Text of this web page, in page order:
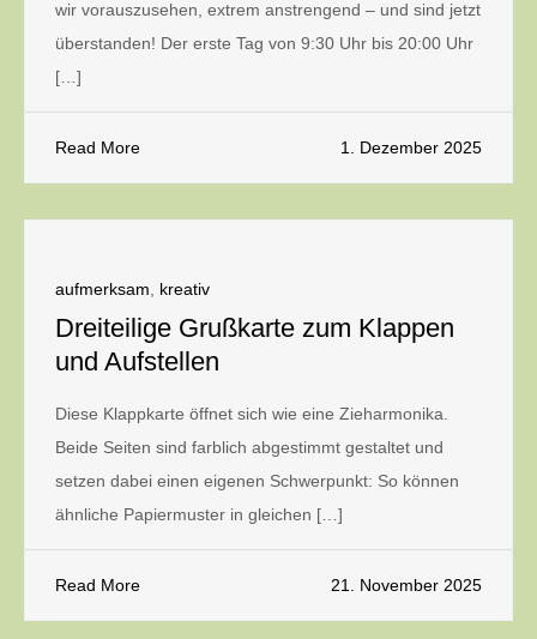
wir vorauszusehen, extrem anstrengend – und sind jetzt
überstanden! Der erste Tag von 9:30 Uhr bis 20:00 Uhr
[…]
Read More 1. Dezember 2025
aufmerksam kreativ
Dreiteilige Grußkarte zum Klappen
und Aufstellen
Diese Klappkarte öffnet sich wie eine Zieharmonika.
Beide Seiten sind farblich abgestimmt gestaltet und
setzen dabei einen eigenen Schwerpunkt: So können
ähnliche Papiermuster in gleichen […]
Read More 21. November 2025